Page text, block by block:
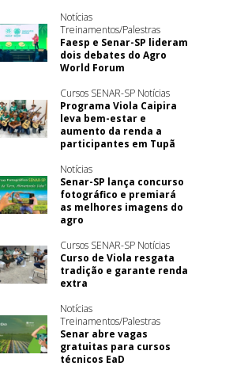
Notícias
Treinamentos/Palestras
Faesp e Senar-SP lideram
dois debates do Agro
World Forum
Cursos SENAR-SP Notícias
Programa Viola Caipira
leva bem-estar e
aumento da renda a
participantes em Tupã
Notícias
Senar-SP lança concurso
fotográfico e premiará
as melhores imagens do
agro
Cursos SENAR-SP Notícias
Curso de Viola resgata
tradição e garante renda
extra
Notícias
Treinamentos/Palestras
Senar abre vagas
gratuitas para cursos
técnicos EaD